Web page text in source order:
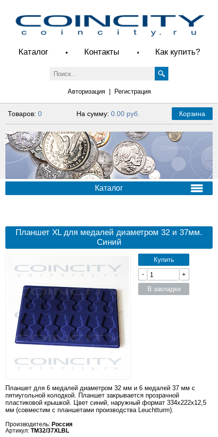
Каталог Контакты Как купить?
Авторизация| Регистрация
Товаров:0 На сумму: 0.00 руб. Корзина
Каталог
Планшет XL для медалей диаметром 32 и 37мм.
Синий
Планшет для 6 медалей диаметром 32 мм и 6 медалей 37 мм с
пятиугольной колодкой. Планшет закрывается прозрачной
пластиковой крышкой. Цвет синий, наружный формат 334x222x12,5
мм (совместим с планшетами производства Leuchtturm).
Производитель: Россия
Артикул:TM32/37XLBL
Купить
-
+
В закладки